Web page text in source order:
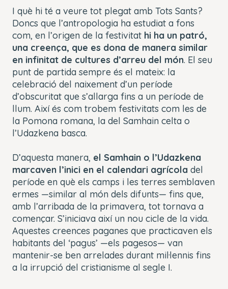
I què hi té a veure tot plegat amb Tots Sants?
Doncs que l’antropologia ha estudiat a fons
com, en l’origen de la festivitat hi ha un patró,
una creença, que es dona de manera similar
en infinitat de cultures d’arreu del món. El seu
punt de partida sempre és el mateix: la
celebració del naixement d’un període
d’obscuritat que s’allarga fins a un període de
llum. Així és com trobem festivitats com les de
la Pomona romana, la del Samhain celta o
l’Udazkena basca.
D’aquesta manera, el Samhain o l’Udazkena
marcaven l’inici en el calendari agrícola del
període en què els camps i les terres semblaven
ermes —similar al món dels difunts— fins que,
amb l’arribada de la primavera, tot tornava a
començar. S’iniciava així un nou cicle de la vida.
Aquestes creences paganes que practicaven els
habitants del ‘pagus’ —els pagesos— van
mantenir-se ben arrelades durant mil·lennis fins
a la irrupció del cristianisme al segle I.